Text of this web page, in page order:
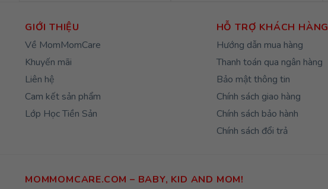
GIỚI THIỆU
Về MomMomCare
Khuyến mãi
Liên hệ
Cam kết sản phẩm
Lớp Học Tiền Sản
HỖ TRỢ KHÁCH HÀNG
Hướng dẫn mua hàng
Thanh toán qua ngân hàng
Bảo mật thông tin
Chính sách giao hàng
Chính sách bảo hành
Chính sách đổi trả
MOMMOMCARE.COM – BABY, KID AND MOM!